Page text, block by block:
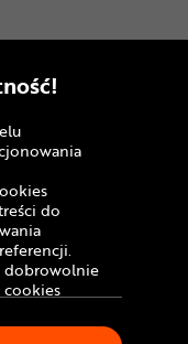
z
do
dobrowolnie
na